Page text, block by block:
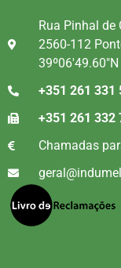
Rua Pinhal de
2560-112
+351 261 331
+351 261 332
Chamadas